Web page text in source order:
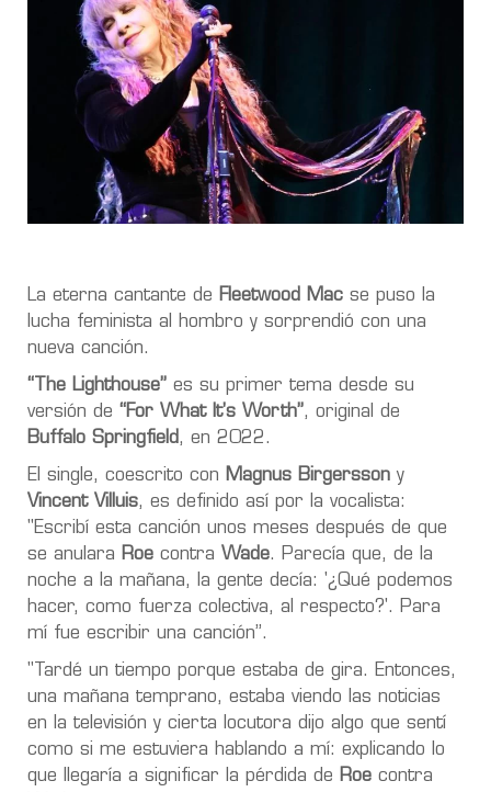
La eterna cantante de Fleetwood Mac se puso la
lucha feminista al hombro y sorprendió con una
nueva canción.
“The Lighthouse” es su primer tema desde su
versión de “For What It's Worth”, original de
Buffalo Springfield, en 2022.
El single, coescrito con Magnus Birgersson y
Vincent Villuis, es definido así por la vocalista:
"Escribí esta canción unos meses después de que
se anulara Roe contra Wade. Parecía que, de la
noche a la mañana, la gente decía: '¿Qué podemos
hacer, como fuerza colectiva, al respecto?'. Para
mí fue escribir una canción”.
"Tardé un tiempo porque estaba de gira. Entonces,
una mañana temprano, estaba viendo las noticias
en la televisión y cierta locutora dijo algo que sentí
como si me estuviera hablando a mí: explicando lo
que llegaría a significar la pérdida de Roe contra